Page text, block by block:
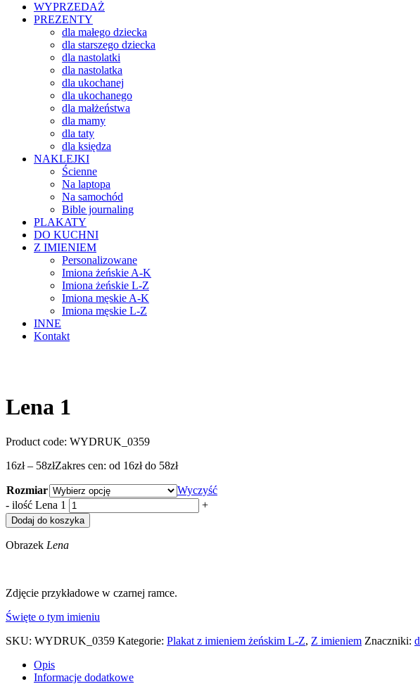
WYPRZEDAŻ
PREZENTY
dla małego dziecka
dla starszego dziecka
dla nastolatki
dla nastolatka
dla ukochanej
dla ukochanego
dla małżeństwa
dla mamy
dla taty
dla księdza
NAKLEJKI
Ścienne
Na laptopa
Na samochód
Bible journaling
PLAKATY
DO KUCHNI
Z IMIENIEM
Personalizowane
Imiona żeńskie A-K
Imiona żeńskie L-Z
Imiona męskie A-K
Imiona męskie L-Z
INNE
Kontakt
Lena 1
Product code: WYDRUK_0359
16zł – 58złZakres cen: od 16zł do 58zł
Rozmiar
Wyczyść
- ilość Lena 1 +
Dodaj do koszyka
Obrazek Lena
Zdjęcie przykładowe w czarnej ramce.
Święte o tym imieniu
SKU: WYDRUK_0359 Kategorie: Plakat z imieniem żeńskim L-Z, Z imieniem Znaczniki:
Opis
Informacje dodatkowe